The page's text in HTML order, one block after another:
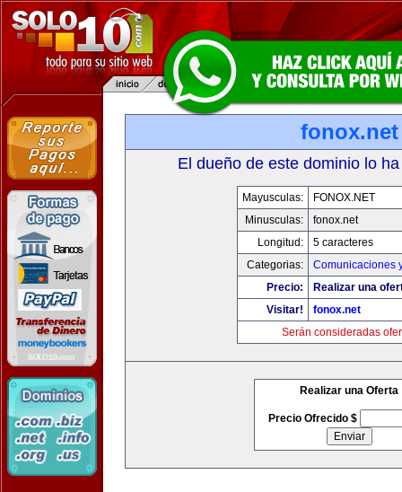
fonox.net
El dueño de este dominio lo
Mayusculas:
FONOX.NET
Minusculas:
fonox.net
Longitud:
5 caracteres
Categorias:
Comunicaciones
Precio:
Realizar una
Visitar!
fonox.net
Serán consideradas
Realizar una Oferta
Precio Ofrecido $